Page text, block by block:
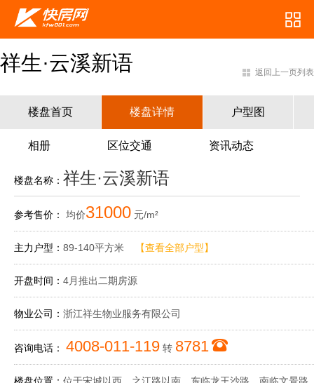
祥生·云溪新语 返回上一页列表
楼盘首页 楼盘详情 户型图
相册 区位交通 资讯动态
楼盘名称：祥生·云溪新语
参考售价： 均价31000 元/m²
主力户型：89-140平方米 【查看全部户型】
开盘时间：4月推出二期房源
物业公司：浙江祥生物业服务有限公司
咨询电话： 4008-011-119 转 8781